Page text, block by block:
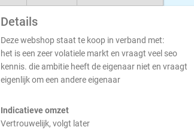
Details
Deze webshop staat te koop in verband met:
het is een zeer volatiele markt en vraagt veel seo
kennis. die ambitie heeft de eigenaar niet en vraagt
eigenlijk om een andere eigenaar
Indicatieve omzet
Vertrouwelijk, volgt later